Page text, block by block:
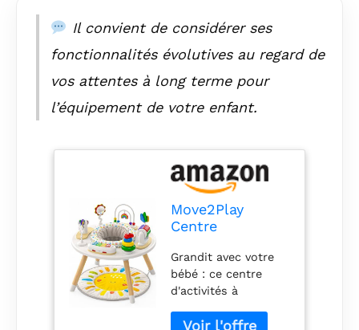
sources durables et
et en plastique
soigneusement
conçus, ce centre
d'activités se fondra
Il convient de considérer ses
fonctionnalités évolutives au regard de
vos attentes à long terme pour
l’équipement de votre enfant.
Move2Play
Centre
pour bébé |
Design inspiré
de Montessori |
8 jouets
Grandit avec votre
bébé : ce centre
d'activités à
comprend 4 façons